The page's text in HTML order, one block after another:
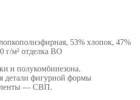
53% хлопок, 47%
г/м² отделка ВО
и полукомбинезона.
детали фигурной формы
ленты — СВП.